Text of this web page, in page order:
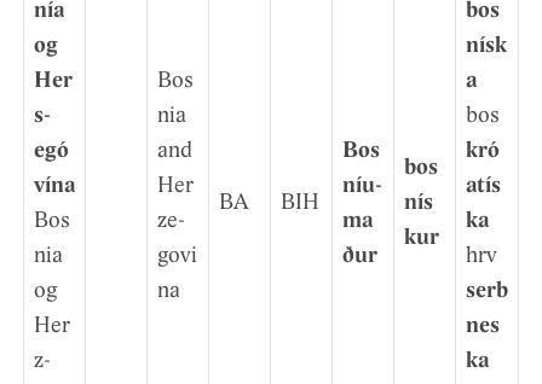
nía
og
Her
s­
egó
v­ína
Bos
nia
og
Her
z­
Bos
nia
and
Her
ze­
govi
na
BA BIH
Bos
níu­
ma
ður
bos
nís
k­ur
bos
nísk
a
bos
kró
atís
ka
hrv
serb
nes
ka